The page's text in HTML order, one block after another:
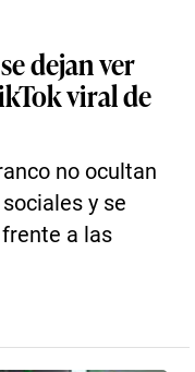
dejan ver
viral de
no ocultan
y se
a las